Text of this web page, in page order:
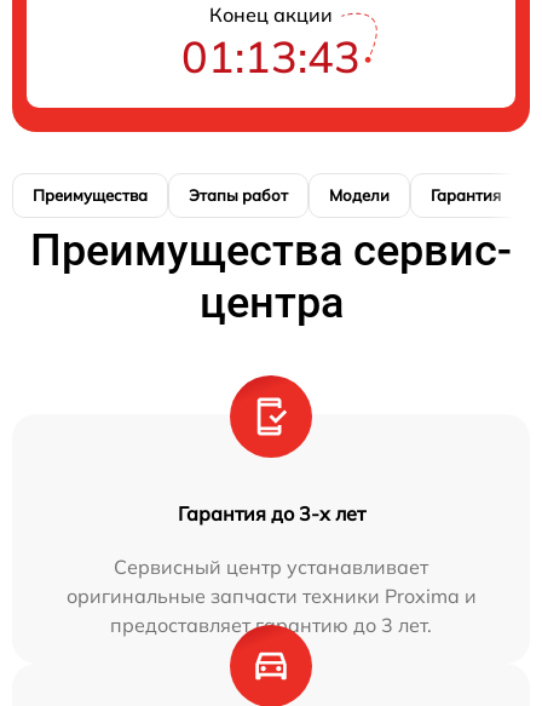
Конец акции
01:13:42
Преимущества Этапы работ Модели Гарантия
Преимущества сервис-
центра
Гарантия до 3-х лет
Сервисный центр устанавливает
оригинальные запчасти техники Proxima и
предоставляет гарантию до 3 лет.